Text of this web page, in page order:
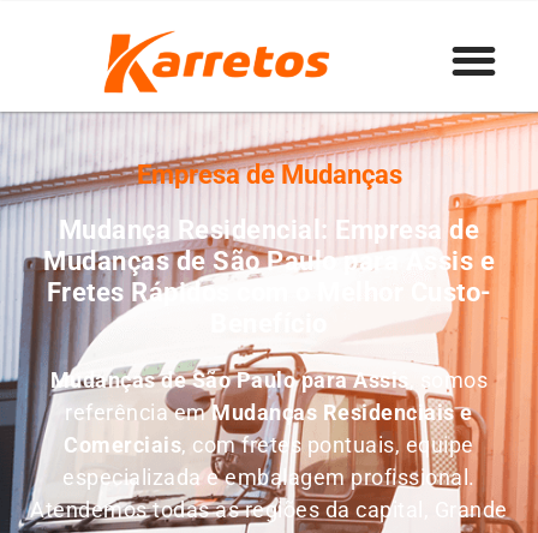
Empresa de Mudanças
Mudança Residencial: Empresa de
Mudanças de São Paulo para Assis e
Fretes Rápidos com o Melhor Custo-
Mudanças de São Paulo para Assis
, somos
referência emMudanças Residenciais e
Comerciais, com fretes pontuais, equipe
especializada e embalagem profissional.
Atendemos todas as regiões da capital, Grande